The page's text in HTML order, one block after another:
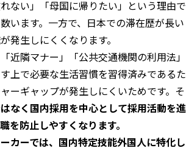
ない」「母国に帰りたい」という理由で
います。一方で、日本での滞在歴が長い
発生しにくくなります。
近隣マナー」「公共交通機関の利用法」
上で必要な生活習慣を習得済みであるた
ーギャップが発生しにくいためです。そ
なく国内採用を中心として採用活動を進
を防止しやすくなります。
カーでは、国内特定技能外国人に特化し